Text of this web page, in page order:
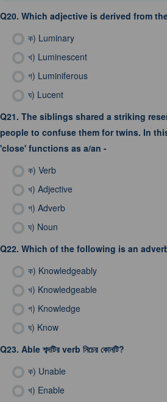
Q20. Which adjective is derived from
ক) Luminary
খ) Luminescent
গ) Luminiferous
ঘ) Lucent
Q21. The siblings shared a striking
people to confuse them for twins. In
'close' functions as a/an -
ক) Verb
খ) Adjective
গ) Adverb
ঘ) Noun
Q22. Which of the following is an
ক) Knowledgeably
খ) Knowledgeable
গ) Knowledge
ঘ) Know
Q23. Able শব্দটির verb নিচের কোনটি?
ক) Unable
খ) Enable